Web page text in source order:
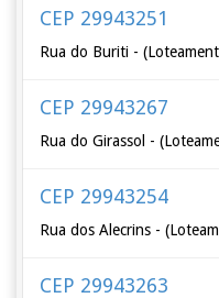
CEP 29943251
Rua do Buriti -
CEP 29943267
Rua do Girassol -
CEP 29943254
Rua dos Alecrins -
CEP 29943263